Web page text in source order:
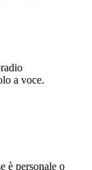
a voce.
è personale o